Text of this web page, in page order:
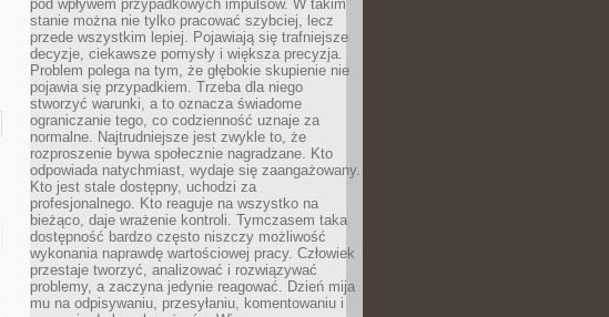
pod wpływem przypadkowych impulsów. W takim
stanie można nie tylko pracować szybciej, lecz
przede wszystkim lepiej. Pojawiają się trafniejsze
decyzje, ciekawsze pomysły i większa precyzja.
Problem polega na tym, że głębokie skupienie nie
pojawia się przypadkiem. Trzeba dla niego
stworzyć warunki, a to oznacza świadome
ograniczanie tego, co codzienność uznaje za
normalne. Najtrudniejsze jest zwykle to, że
rozproszenie bywa społecznie nagradzane. Kto
odpowiada natychmiast, wydaje się zaangażowany.
Kto jest stale dostępny, uchodzi za
profesjonalnego. Kto reaguje na wszystko na
bieżąco, daje wrażenie kontroli. Tymczasem taka
dostępność bardzo często niszczy możliwość
wykonania naprawdę wartościowej pracy. Człowiek
przestaje tworzyć, analizować i rozwiązywać
problemy, a zaczyna jedynie reagować. Dzień mija
mu na odpisywaniu, przesyłaniu, komentowaniu i